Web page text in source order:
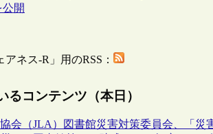
公開
アネス-R」用のRSS：
るコンテンツ（本日）
会（JLA）図書館災害対策委員会、「災